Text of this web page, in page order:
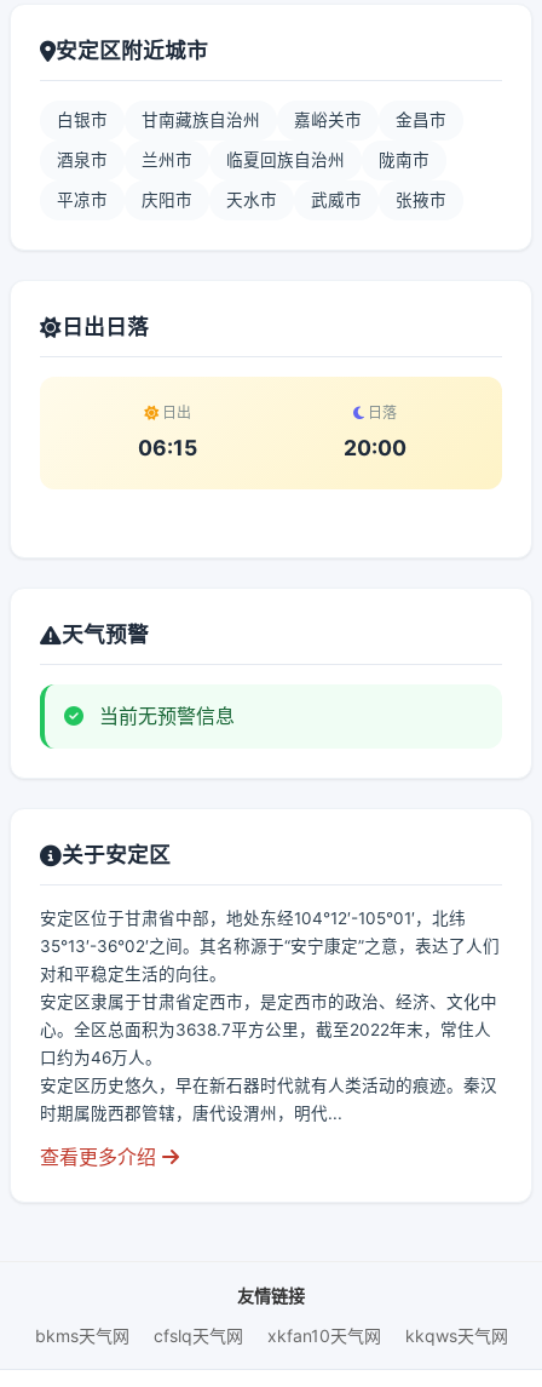
安定区附近城市
白银市 甘南藏族自治州 嘉峪关市 金昌市
酒泉市 兰州市 临夏回族自治州 陇南市
平凉市 庆阳市 天水市 武威市 张掖市
日出日落
日出
06:15
日落
20:00
天气预警
当前无预警信息
关于安定区
安定区位于甘肃省中部，地处东经104°12′-105°01′，北纬
35°13′-36°02′之间。其名称源于“安宁康定”之意，表达了人们
对和平稳定生活的向往。
安定区隶属于甘肃省定西市，是定西市的政治、经济、文化中
心。全区总面积为3638.7平方公里，截至2022年末，常住人
口约为46万人。
安定区历史悠久，早在新石器时代就有人类活动的痕迹。秦汉
时期属陇西郡管辖，唐代设渭州，明代...
查看更多介绍
友情链接
bkms天气网
cfslq天气网 xkfan10天气网 kkqws天气网